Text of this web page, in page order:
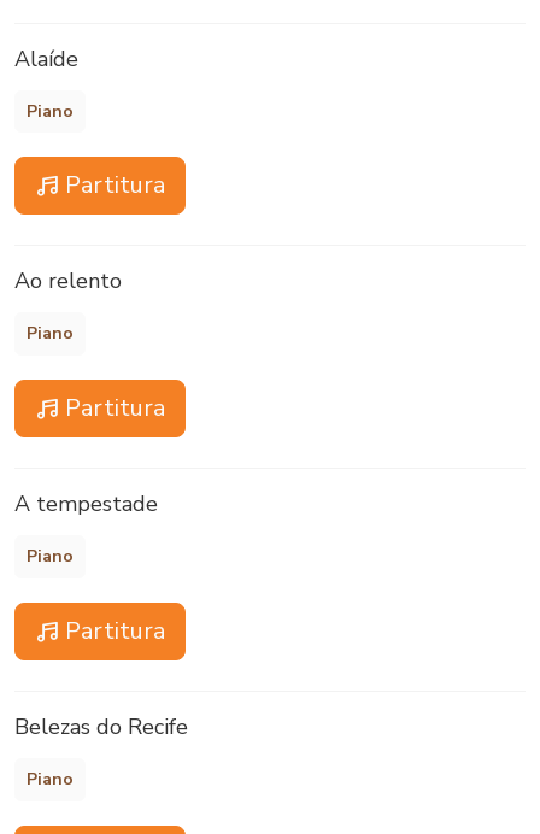
Alaíde
Piano
Partitura
Ao relento
Piano
Partitura
A tempestade
Piano
Partitura
Belezas do Recife
Piano